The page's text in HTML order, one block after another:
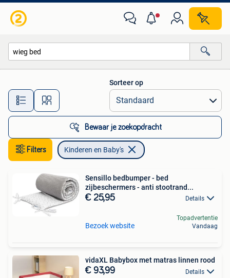
Alle afstanden…
Sorteer op
Bewaar je zoekopdracht
Filters Kinderen en Baby's
Sensillo bedbumper - bed
zijbeschermers - anti stootrand...
€ 25,95 Details
Bezoek website
Topadvertentie
Vandaag
vidaXL Babybox met matras linnen rood
€ 93,99 Details